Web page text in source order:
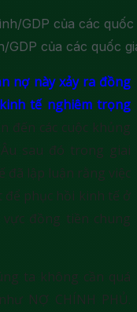
của các quốc
nợ này xảy ra đồng
tế nghiêm trọng
đến các cuộc khủng
sau đó trong giai
đã lập luận rằng việc
để phục hồi kinh tế ở
đồng tiền chung
ta không cần quá
NỢ CHÍNH PHỦ.